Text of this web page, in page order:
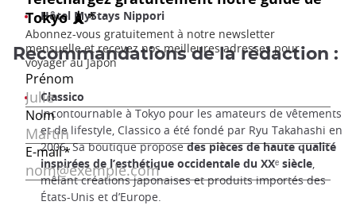
Hôtel MyStays Nippori
Recommandations de la rédaction :
Classico
Incontournable à Tokyo pour les amateurs de vêtements
et de lifestyle, Classico a été fondé par Ryu Takahashi en
2006. Sa boutique proposedes pièces de haute qualité
inspirées de l’esthétique occidentale du XXᵉ siècle,
mêlant créations japonaises et produits importés des
États-Unis et d’Europe.